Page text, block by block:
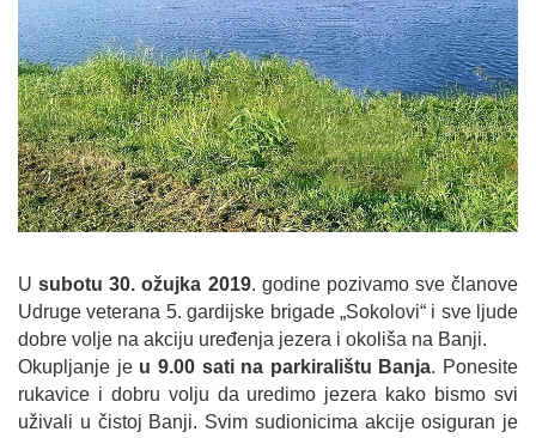
Usubotu 30. ožujka 2019. godine pozivamo sve članove
Udruge veterana 5. gardijske brigade „Sokolovi“ i sve ljude
dobre volje na akciju uređenja jezera i okoliša na Banji.
Okupljanje je u 9.00 sati na parkiralištu Banja. Ponesite
rukavice i dobru volju da uredimo jezera kako bismo svi
uživali u čistoj Banji. Svim sudionicima akcije osiguran je